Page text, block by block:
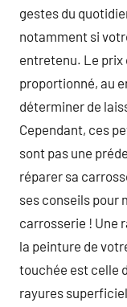
gestes du
notamment si
entretenu. Le prix
proportionné, au
déterminer de
Cependant, ces
sont pas une
réparer sa
ses conseils pour
carrosserie ! Une
la peinture de
touchée est celle
rayures